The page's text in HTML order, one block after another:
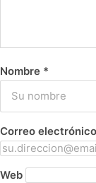
Nombre *
Correo electrónico
Web